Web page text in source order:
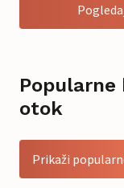
Popularne
otok
Prikaži